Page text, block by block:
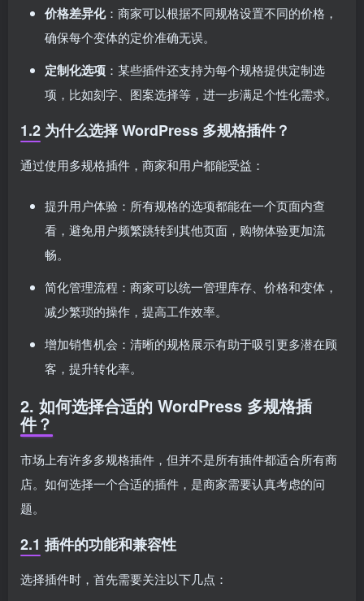
价格差异化：商家可以根据不同规格设置不同的价格，
确保每个变体的定价准确无误。
定制化选项 ：某些插件还支持为每个规格提供定制选
项，比如刻字、图案选择等，进一步满足个性化需求。
1.2 为什么选择 WordPress 多规格插件？
通过使用多规格插件，商家和用户都能受益：
提升用户体验：所有规格的选项都能在一个页面内查
看，避免用户频繁跳转到其他页面，购物体验更加流
畅。
简化管理流程：商家可以统一管理库存、价格和变体，
减少繁琐的操作，提高工作效率。
增加销售机会：清晰的规格展示有助于吸引更多潜在顾
客，提升转化率。
2. 如何选择合适的 WordPress 多规格插
件？
市场上有许多多规格插件，但并不是所有插件都适合所有商
店。如何选择一个合适的插件，是商家需要认真考虑的问
题。
2.1 插件的功能和兼容性
选择插件时，首先需要关注以下几点：